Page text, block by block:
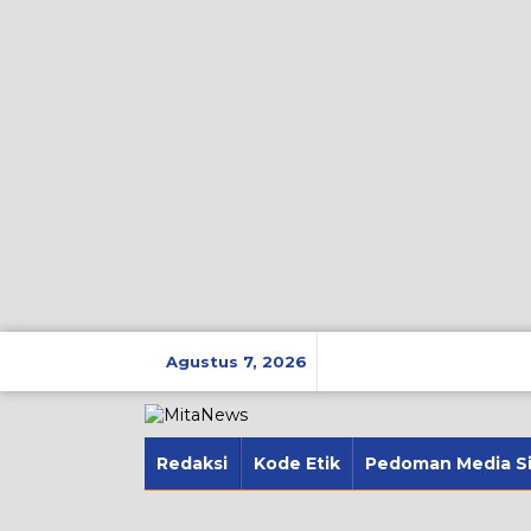
Agustus 7, 2026
Redaksi Kode Etik Pedoman Media